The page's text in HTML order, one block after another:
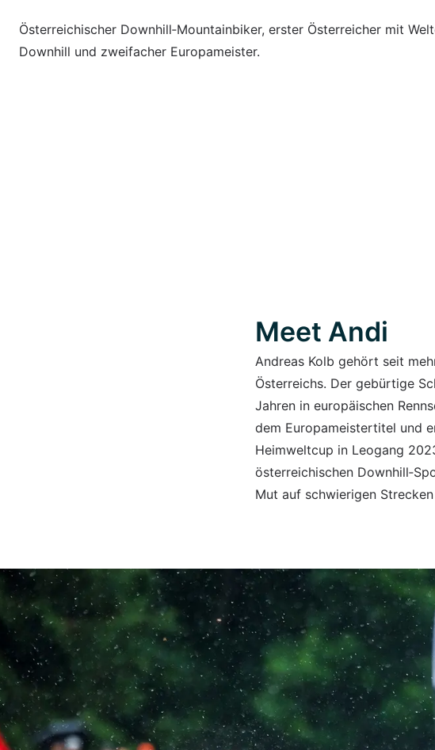
Österreichischer Downhill‑Mountainbiker, erster Österreicher mit
Downhill und zweifacher Europameister.
Meet Andi
Andreas Kolb gehört seit
Österreichs. Der gebürtige
Jahren in europäischen
dem Europameistertitel und
Heimweltcup in Leogang
österreichischen
Mut auf schwierigen